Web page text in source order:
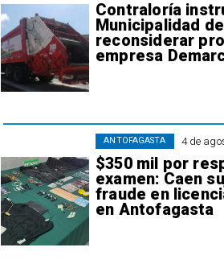
Contraloría
Municipalidad
reconsiderar
empresa
4 de
$350 mil por
examen: Caen
fraude en
en Antofagasta
ANTOFAGASTA